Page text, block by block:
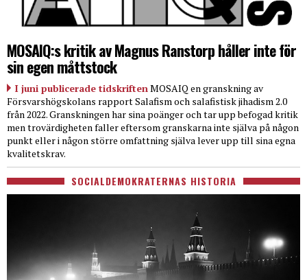
MOSAIQ:s kritik av Magnus Ranstorp håller inte för
sin egen måttstock
I juni publicerade tidskriftenMOSAIQ en granskning av
Försvarshögskolans rapport Salafism och salafistisk jihadism 2.0
från 2022. Granskningen har sina poänger och tar upp befogad kritik
men trovärdigheten faller eftersom granskarna inte själva på någon
punkt eller i någon större omfattning själva lever upp till sina egna
kvalitetskrav.
SOCIALDEMOKRATERNAS HISTORIA